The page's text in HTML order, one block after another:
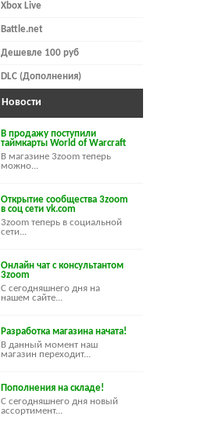
Xbox Live
Battle.net
Дешевле 100 руб
DLC (Дополнения)
Новости
В продажу поступили
таймкарты World of Warcraft
В магазине 3zoom теперь
можно...
Открытие сообщества 3zoom
в соц сети vk.com
3zoom теперь в социальной
сети...
Онлайн чат с консультантом
3zoom
С сегодняшнего дня на
нашем сайте...
Разработка магазина начата!
В данный момент наш
магазин переходит...
Пополнения на складе!
С сегодняшнего дня новый
ассортимент...